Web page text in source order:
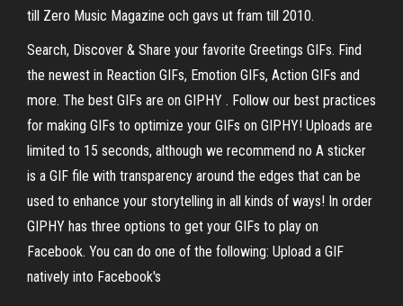
till Zero Music Magazine och gavs ut fram till 2010.
Search, Discover & Share your favorite Greetings GIFs. Find
the newest in Reaction GIFs, Emotion GIFs, Action GIFs and
more. The best GIFs are on GIPHY . Follow our best practices
for making GIFs to optimize your GIFs on GIPHY! Uploads are
limited to 15 seconds, although we recommend no A sticker
is a GIF file with transparency around the edges that can be
used to enhance your storytelling in all kinds of ways! In order
GIPHY has three options to get your GIFs to play on
Facebook. You can do one of the following: Upload a GIF
natively into Facebook's